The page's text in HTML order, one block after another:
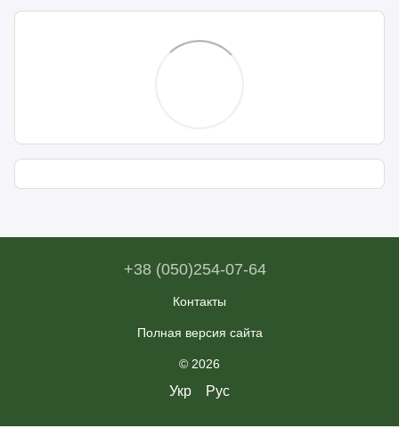
+38 (050)254-07-64
Контакты
Полная версия сайта
© 2026
Укр Рус